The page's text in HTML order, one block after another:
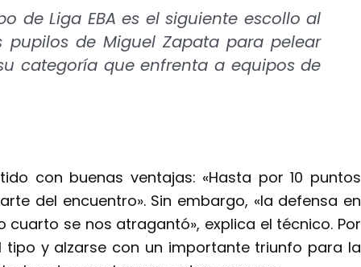
de Liga EBA es el siguiente escollo al
de Miguel Zapata para pelear
categoría que enfrenta a equipos de
con buenas ventajas: «Hasta por 10 puntos
del encuentro». Sin embargo, «la defensa en
cuarto se nos atragantó», explica el técnico. Por
tipo y alzarse con un importante triunfo para la